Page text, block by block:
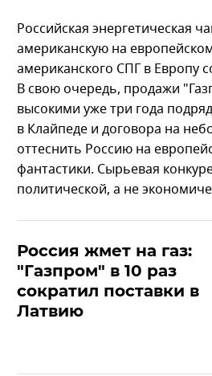
Российская энергетическая
американскую на
американского СПГ в Европу
В свою очередь, продажи
высокими уже три года
в Клайпеде и договора на
оттеснить Россию на
фантастики. Сырьевая
политической, а не
Россия жмет на газ:
"Газпром" в 10 раз
сократил поставки в
Латвию